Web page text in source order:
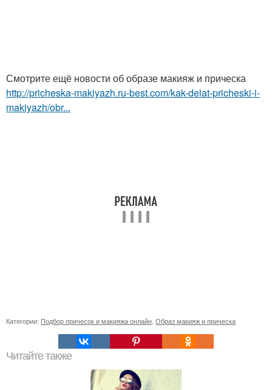
Смотрите ещё новости об образе макияж и прическа
http://pricheska-makiyazh.ru-best.com/kak-delat-pricheski-i-
makiyazh/obr...
Категории: Подбор причесок и макияжа онлайн, Образ макияж и прическа
Читайте также